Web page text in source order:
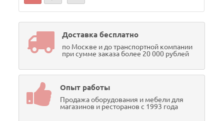
Доставка бесплатно
по Москве и до транспортной компании
при сумме заказа более 20 000 рублей
Опыт работы
Продажа оборудования и мебели для
магазинов и ресторанов с 1993 года